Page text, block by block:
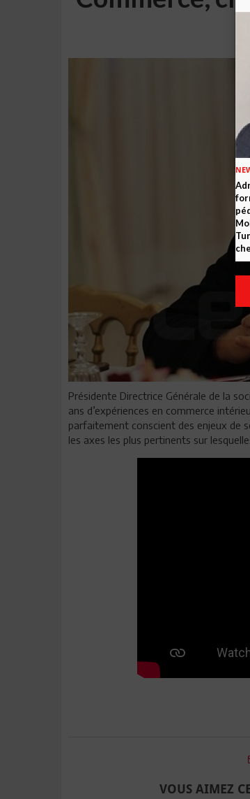
Présidente Directrice Générale de la
ans d’expériences en commerce
parfaitement conscient des enjeux de
les axes les plus pertinents sur
VOUS AIMEZ